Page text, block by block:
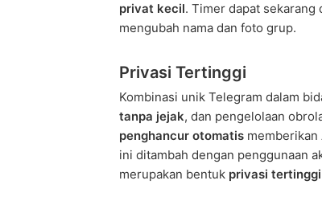
privat kecil. Timer dapat sekarang
mengubah nama dan foto grup.
Privasi Tertinggi
Kombinasi unik Telegram dalam
tanpa jejak, dan pengelolaan
penghancur otomatis memberikan
ini ditambah dengan penggunaan
merupakan bentuk privasi tertinggi